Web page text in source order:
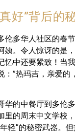
好”背后的
伦多华人社区的春
姨。令人惊讶的是
忆中还要紧致！当
：”热玛吉，亲爱的
华的中餐厅到多伦
里的周末中文学校
轻”的秘密武器。